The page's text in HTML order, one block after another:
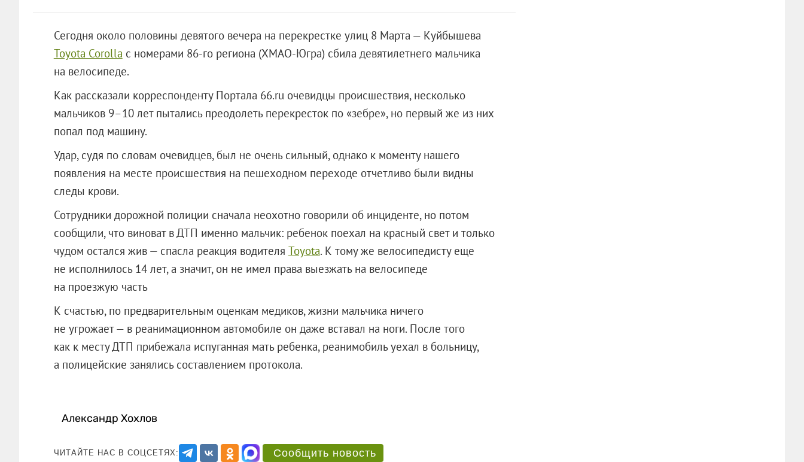
Сегодня около половины девятого вечера на перекрестке улиц 8 Марта — Куйбышева
Toyota Corolla с номерами 86-го региона (ХМАО-Югра) сбила девятилетнего мальчика
на велосипеде.
Как рассказали корреспонденту Портала 66.ru очевидцы происшествия, несколько
мальчиков 9–10 лет пытались преодолеть перекресток по «зебре», но первый же из них
попал под машину.
Удар, судя по словам очевидцев, был не очень сильный, однако к моменту нашего
появления на месте происшествия на пешеходном переходе отчетливо были видны
следы крови.
Сотрудники дорожной полиции сначала неохотно говорили об инциденте, но потом
сообщили, что виноват в ДТП именно мальчик: ребенок поехал на красный свет и только
чудом остался жив — спасла реакция водителя Toyota. К тому же велосипедисту еще
не исполнилось 14 лет, а значит, он не имел права выезжать на велосипеде
на проезжую часть
К счастью, по предварительным оценкам медиков, жизни мальчика ничего
не угрожает — в реанимационном автомобиле он даже вставал на ноги. После того
как к месту ДТП прибежала испуганная мать ребенка, реанимобиль уехал в больницу,
а полицейские занялись составлением протокола.
Александр Хохлов
ЧИТАЙТЕ НАС В СОЦСЕТЯХ: Сообщить новость